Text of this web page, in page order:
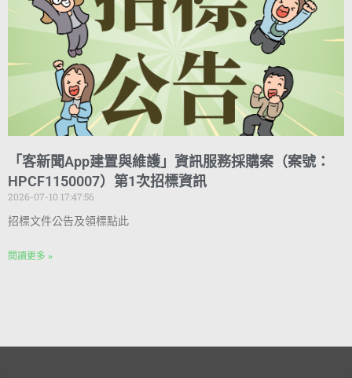
「客新聞App建置與維護」資訊服務採購案（案號：
HPCF1150007）第1次招標資訊
2026-07-10 17:47:56
招標文件公告及領標點此
閱讀更多 »